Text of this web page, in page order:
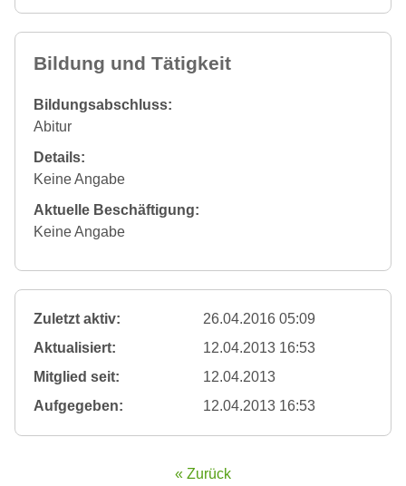
Bildung und Tätigkeit
Bildungsabschluss:
Abitur
Details:
Keine Angabe
Aktuelle Beschäftigung:
Keine Angabe
Zuletzt aktiv:
26.04.2016 05:09
Aktualisiert:
12.04.2013 16:53
Mitglied seit:
12.04.2013
Aufgegeben:
12.04.2013 16:53
« Zurück